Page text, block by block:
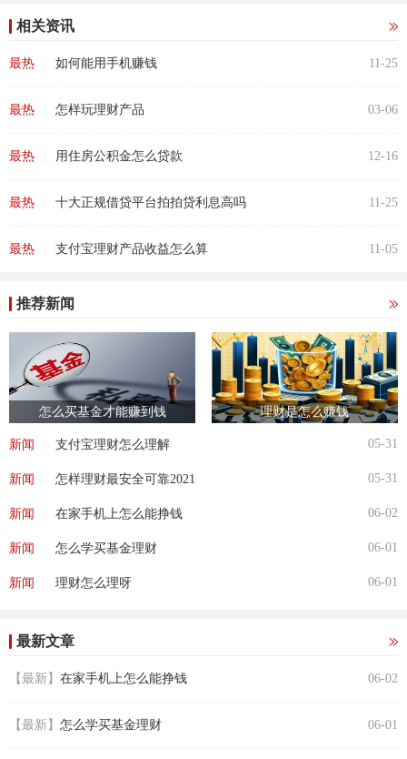
相关资讯
最热 如何能用手机赚钱 11-25
最热 怎样玩理财产品 03-06
最热 用住房公积金怎么贷款 12-16
最热 十大正规借贷平台拍拍贷利息高吗 11-25
最热 支付宝理财产品收益怎么算 11-05
推荐新闻
怎么买基金才能赚到钱 理财是怎么赚钱
新闻 支付宝理财怎么理解 05-31
新闻 怎样理财最安全可靠2021 05-31
新闻 在家手机上怎么能挣钱 06-02
新闻 怎么学买基金理财 06-01
新闻 理财怎么理呀 06-01
最新文章
【最新】 在家手机上怎么能挣钱 06-02
【最新】 怎么学买基金理财 06-01